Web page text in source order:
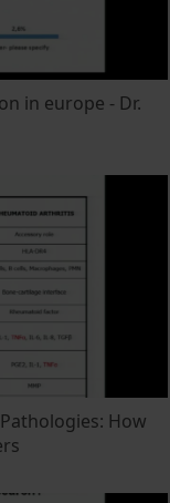
in europe - Dr.
How